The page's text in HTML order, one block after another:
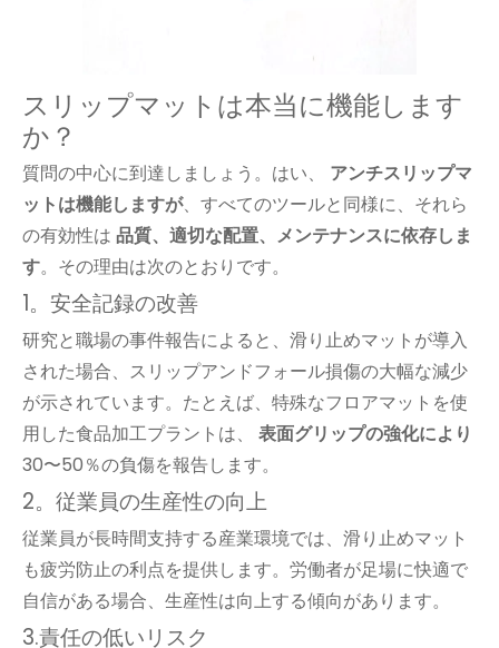
スリップマットは本当に機能します
か？
質問の中心に到達しましょう。はい、 アンチスリップマ
ットは機能しますが、すべてのツールと同様に、それら
の有効性は 品質、適切な配置、メンテナンスに依存しま
す。その理由は次のとおりです。
1。安全記録の改善
研究と職場の事件報告によると、滑り止めマットが導入
された場合、スリップアンドフォール損傷の大幅な減少
が示されています。たとえば、特殊なフロアマットを使
用した食品加工プラントは、 表面グリップの強化により
30〜50％の負傷を報告します。
2。従業員の生産性の向上
従業員が長時間支持する産業環境では、滑り止めマット
も疲労防止の利点を提供します。労働者が足場に快適で
自信がある場合、生産性は向上する傾向があります。
3.責任の低いリスク